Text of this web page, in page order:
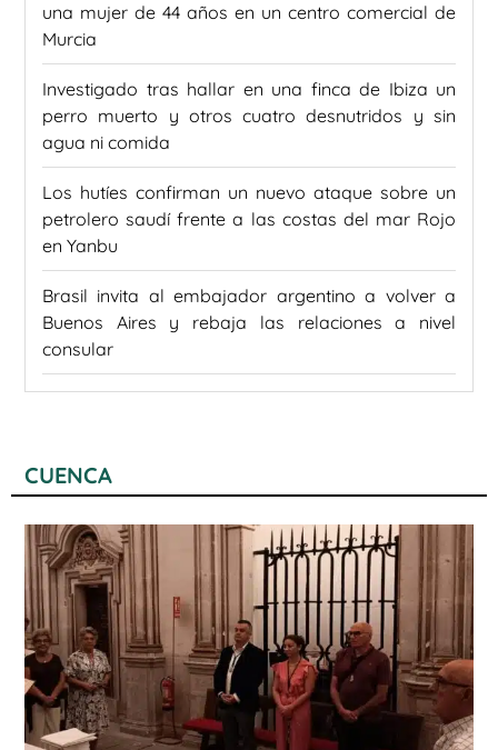
una mujer de 44 años en un centro comercial de
Murcia
Investigado tras hallar en una finca de Ibiza un
perro muerto y otros cuatro desnutridos y sin
agua ni comida
Los hutíes confirman un nuevo ataque sobre un
petrolero saudí frente a las costas del mar Rojo
en Yanbu
Brasil invita al embajador argentino a volver a
Buenos Aires y rebaja las relaciones a nivel
consular
CUENCA